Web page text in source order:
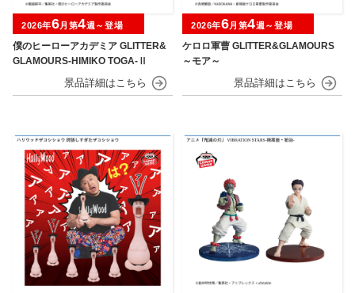
僕のヒーローアカデミア GLITTER&
GLAMOURS-HIMIKO TOGA-Ⅱ
2026年6月第4週～登場
ケロロ軍曹 GLITTER&GLAMOURS
～モア～
2026年6月第4週～登場